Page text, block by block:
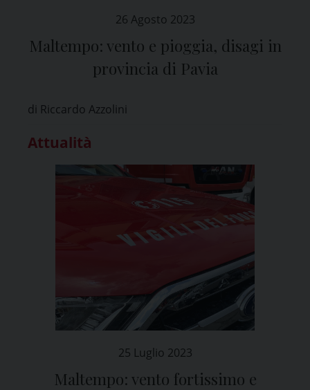
26 Agosto 2023
Maltempo: vento e pioggia, disagi in
provincia di Pavia
di Riccardo Azzolini
Attualità
25 Luglio 2023
Maltempo: vento fortissimo e